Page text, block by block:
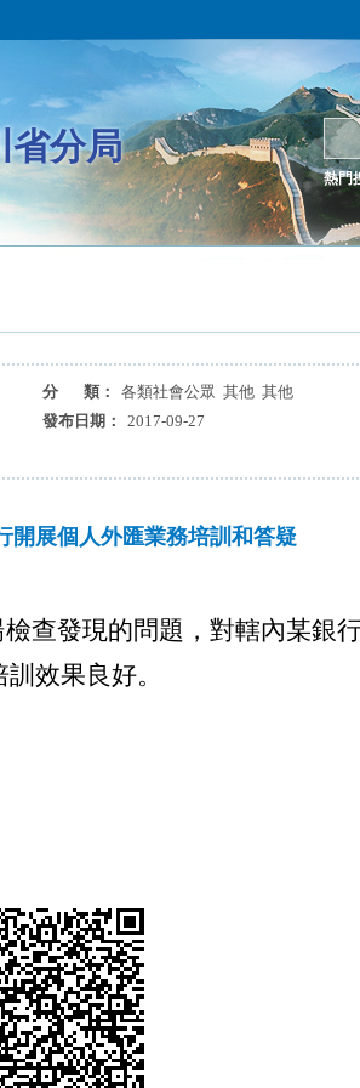
省分局
熱門
分 類：
各類社會公眾 其他 其他
發布日期：
2017-09-27
開展個人外匯業務培訓和答疑
查發現的問題，對轄內某銀
訓效果良好。